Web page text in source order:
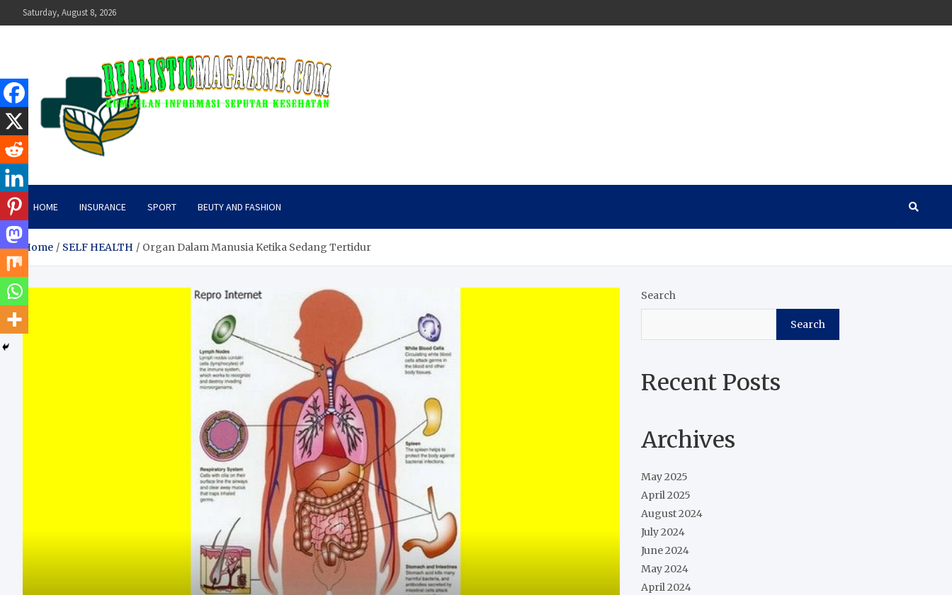
to
Saturday, August 8, 2026
realisticmagazine
HOME INSURANCE SPORT BEUTY AND FASHION
Home SELF HEALTH Organ Dalam Manusia Ketika Sedang Tertidur
Search
Search
Recent Posts
Archives
May 2025
April 2025
August 2024
July 2024
June 2024
May 2024
April 2024